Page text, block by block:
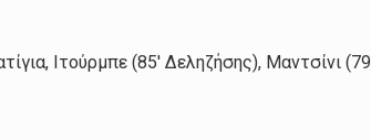
Ιτoύρμπε (85′ Δεληζήσης), Μαντσίνι